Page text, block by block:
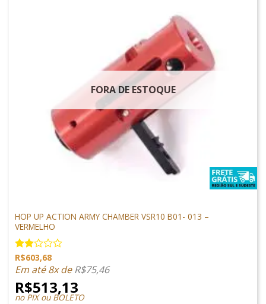
FORA DE ESTOQUE
HOP UP ACTION ARMY CHAMBER VSR10 B01- 013 –
VERMELHO
Avaliação
2.00
de 5
R$603,68
Em até 8x deR$75,46
R$513,13
no PIX ou BOLETO